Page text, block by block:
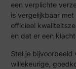
een verplichte
is vergelijkbaar
officieel
en dat er een
Stel je bijvoorbeeld
willekeurige,